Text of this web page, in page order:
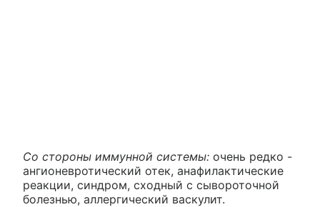
Со стороны иммунной системы: очень редко -
ангионевротический отек, анафилактические
реакции, синдром, сходный с сывороточной
болезнью, аллергический васкулит.